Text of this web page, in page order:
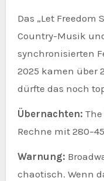
Das „Let Freedom
Country-Musik
synchronisierten
2025 kamen über
dürfte das noch
Übernachten:
Rechne mit
Warnung:
chaotisch. Wenn